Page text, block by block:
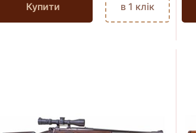
Купити в 1 клік